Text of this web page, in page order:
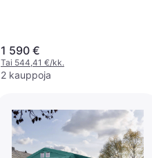
1 590 €
Tai 544,41 €/kk.
2 kauppoja